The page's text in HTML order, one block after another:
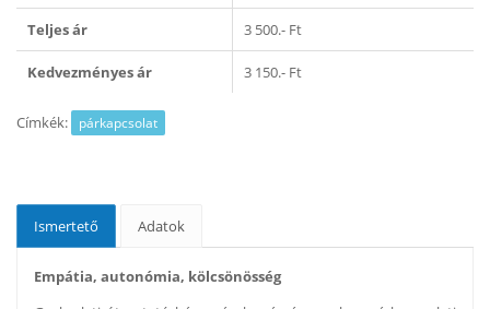
Teljes ár 3 500.- Ft
Kedvezményes ár 3 150.- Ft
Címkék: párkapcsolat
Ismertető Adatok
Empátia, autonómia, kölcsönösség